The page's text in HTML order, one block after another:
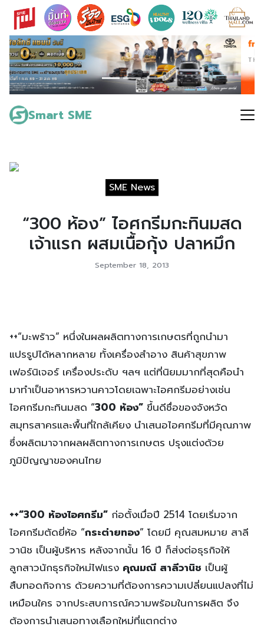
Skip
content
Smart SME
Search
for:
SME News
“300 ห้อง” ไอศกรีมกะทินมสด
เจ้าแรก ผสมเนื้อกุ้ง ปลาหมึก
September 18, 2013
++“มะพร้าว” หนึ่งในผลผลิตทางการเกษตรที่ถูกนำมา
แปรรูปได้หลากหลาย ทั้งเครื่องสำอาง สินค้าสุขภาพ
เฟอร์นิเจอร์ เครื่องประดับ ฯลฯ แต่ที่นิยมมากที่สุดคือนำ
มาทำเป็นอาหารหวานคาวโดยเฉพาะไอศกรีมอย่างเช่น
ไอศกรีมกะทินมสด “300 ห้อง” ขึ้นดีชื่อของจังหวัด
สมุทรสาครและพื้นที่ใกล้เคียง นำเสนอไอศกรีมที่มีคุณภาพ
ซึ่งผลิตมาจากผลผลิตทางการเกษตร ปรุงแต่งด้วย
ภูมิปัญญาของคนไทย
++“300 ห้องไอศกรีม” ก่อตั้งเมื่อปี 2514 โดยเริ่มจาก
ไอศกรีมตัดยี่ห้อ “กระต่ายทอง” โดยมี คุณสมหมาย สาลี
วานิช เป็นผู้บริหาร หลังจากนั้น 16 ปี ก็ส่งต่อธุรกิจให้
ลูกสาวนักธุรกิจใหม่ไฟแรง คุณมณี สาลีวานิช เป็นผู้
สืบทอดกิจการ ด้วยความที่ต้องการความเปลี่ยนแปลงที่ไม่
เหมือนใคร จากประสบการณ์ความพร้อมในการผลิต จึง
ต้องการนำเสนอทางเลือกใหม่ที่แตกต่าง